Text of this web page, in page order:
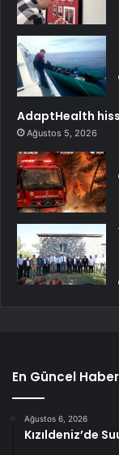
AdaptHealth
Ağustos 5, 2026
En Güncel
Ağustos 6, 2026
Kızıldeniz’de